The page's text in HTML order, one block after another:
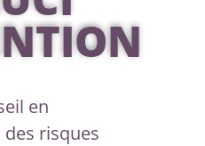
en
risques